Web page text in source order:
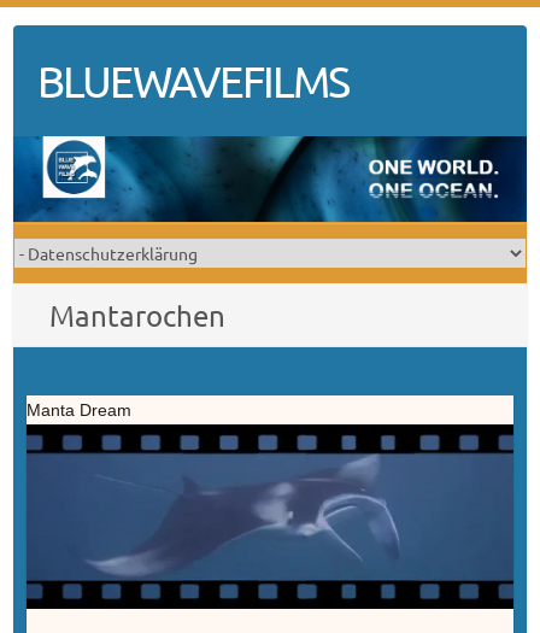
contentBLUEWAVEFILMS
Mantarochen
Manta Dream